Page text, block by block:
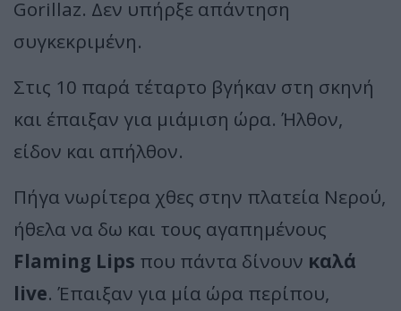
Gorillaz. Δεν υπήρξε απάντηση
συγκεκριμένη.
Στις 10 παρά τέταρτο βγήκαν στη σκηνή
και έπαιξαν για μιάμιση ώρα. Ήλθον,
είδον και απήλθον.
Πήγα νωρίτερα χθες στην πλατεία Νερού,
ήθελα να δω και τους αγαπημένους
Flaming Lips που πάντα δίνουν καλά
live. Έπαιξαν για μία ώρα περίπου,